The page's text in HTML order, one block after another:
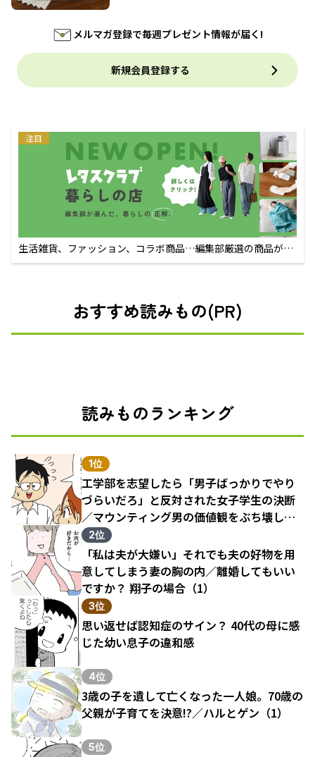
メルマガ登録で毎週プレゼント情報が届く!
新規会員登録する
注目
生活雑貨、ファッション、コラボ商品…編集部厳選の商品が買
えるECサイト
おすすめ読みもの(PR)
読みものランキング
1位
工学部を志望したら「男子ばっかりでやり
づらいだろ」と反対された女子学生の決断
／マウンティング男の価値観をぶち壊した
結果（1）
2位
「私は夫が大嫌い」それでも夫の好物を用
意してしまう妻の胸の内／離婚してもいい
ですか？ 翔子の場合（1）
3位
思い返せば認知症のサイン？ 40代の母に感
じた幼い息子の違和感
4位
3歳の子を遺して亡くなった一人娘。70歳の
父親が子育てを決意!?／ハルとゲン（1）
5位